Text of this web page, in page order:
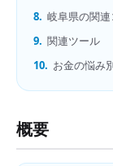
8. 岐阜県の関連
9. 関連ツール
10. お金の悩み
概要